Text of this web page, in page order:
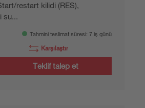
restart kilidi (RES),
su...
Tahmini teslimat süresi: 7 iş günü
Karşılaştır
Teklif talep et